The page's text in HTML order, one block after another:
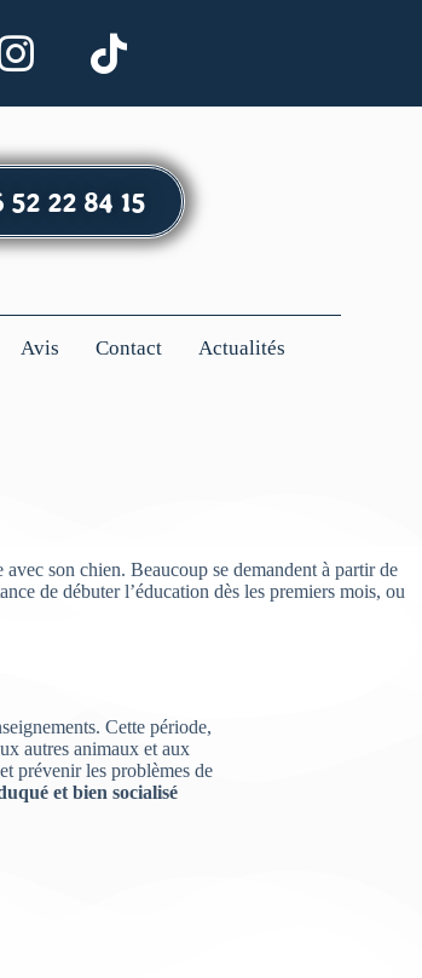
52 22 84 15
Avis Contact Actualités
son chien. Beaucoup se demandent à partir de
de débuter l’éducation dès les premiers mois, ou
Cette période,
autres animaux et aux
prévenir les problèmes de
et bien socialisé